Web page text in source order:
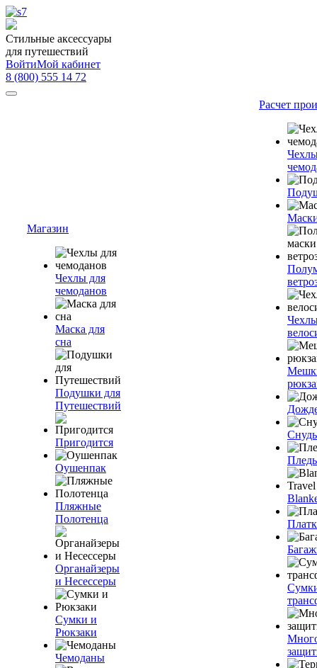
Стильные аксессуары
для путешествий
ВойтиМой кабинет
8 (800) 555 14 72
Магазин
Чехлы для
чемоданов
Маска для
сна
Подушки для
Путешествий
Пригодится
Оушенпак
Пляжные
Полотенца
Органайзеры
и Несессеры
Сумки и
Рюкзаки
Чемоданы
Расчет